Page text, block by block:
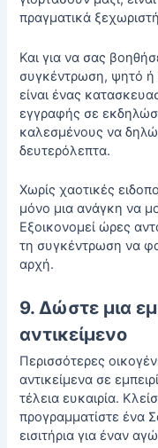
πραγματικά
Και για να σας
συγκέντρωση, ψητό ή
είναι ένας
εγγραφής σε
καλεσμένους να
δευτερόλεπτα.
Χωρίς χαοτικές
μόνο μια ανάγκη να
Εξοικονομεί ώρες
τη συγκέντρωση να
αρχή.
9. Δώστε μια
αντικείμενο
Περισσότερες
αντικείμενα σε
τέλεια ευκαιρία.
προγραμματίστε ένα
εισιτήρια για έναν